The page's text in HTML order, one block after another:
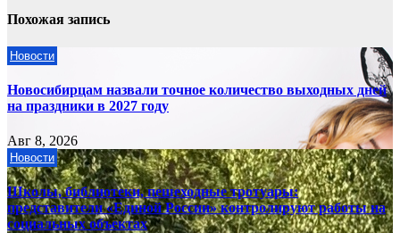
Похожая запись
Новости
Новосибирцам назвали точное количество выходных дней
на праздники в 2027 году
Авг 8, 2026
Новости
Школы, библиотеки, пешеходные тротуары:
представители «Единой России» контролируют работы на
социальных объектах